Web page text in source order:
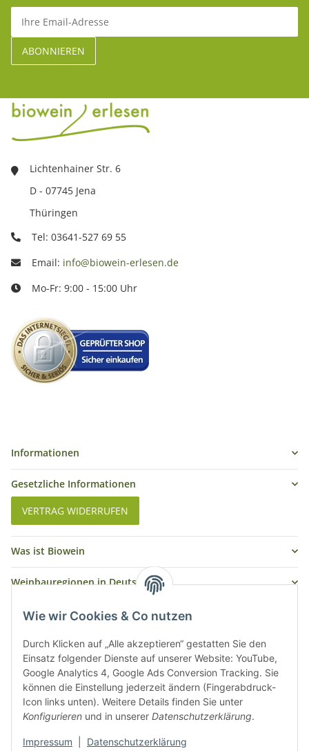
Wie wir Cookies & Co nutzen
Durch Klicken auf „Alle akzeptieren“ gestatten Sie den
Einsatz folgender Dienste auf unserer Website: YouTube,
Google Analytics 4, Google Ads Conversion Tracking. Sie
können die Einstellung jederzeit ändern (Fingerabdruck-
Icon links unten). Weitere Details finden Sie unter
Konfigurieren und in unserer Datenschutzerklärung.
Impressum Datenschutzerklärung
Lichtenhainer Str. 6
D - 07745 Jena
Thüringen
Tel: 03641-527 69 55
Email: info@biowein-erlesen.de
Mo-Fr: 9:00 - 15:00 Uhr
Informationen
Gesetzliche Informationen
VERTRAG WIDERRUFEN
Was ist Biowein
Weinbauregionen in Deutschland
Weinbauregionen und Weinbaugebiete in Österreich
Weiße Rebsorten
Rote Rebsorten